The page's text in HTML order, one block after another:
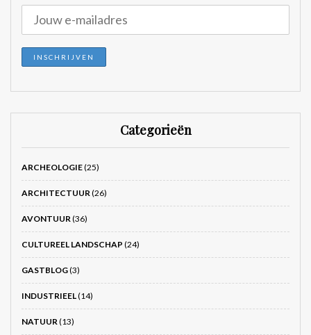
Categorieën
ARCHEOLOGIE(25)
ARCHITECTUUR (26)
AVONTUUR (36)
CULTUREEL LANDSCHAP (24)
GASTBLOG(3)
INDUSTRIEEL(14)
NATUUR (13)